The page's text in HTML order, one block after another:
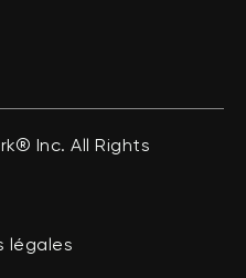
Inc. All Rights
légales